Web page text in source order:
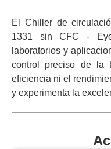
El Chiller de
1331 sin CFC -
laboratorios y
control preciso de la
eficiencia ni el
y experimenta la